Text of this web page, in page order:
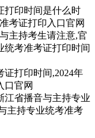
打印时间是什么时
考证打印入口官网
主持考生请注意,官
统考准考证打印时间
江省播音与主持专业
主持专业统考准考